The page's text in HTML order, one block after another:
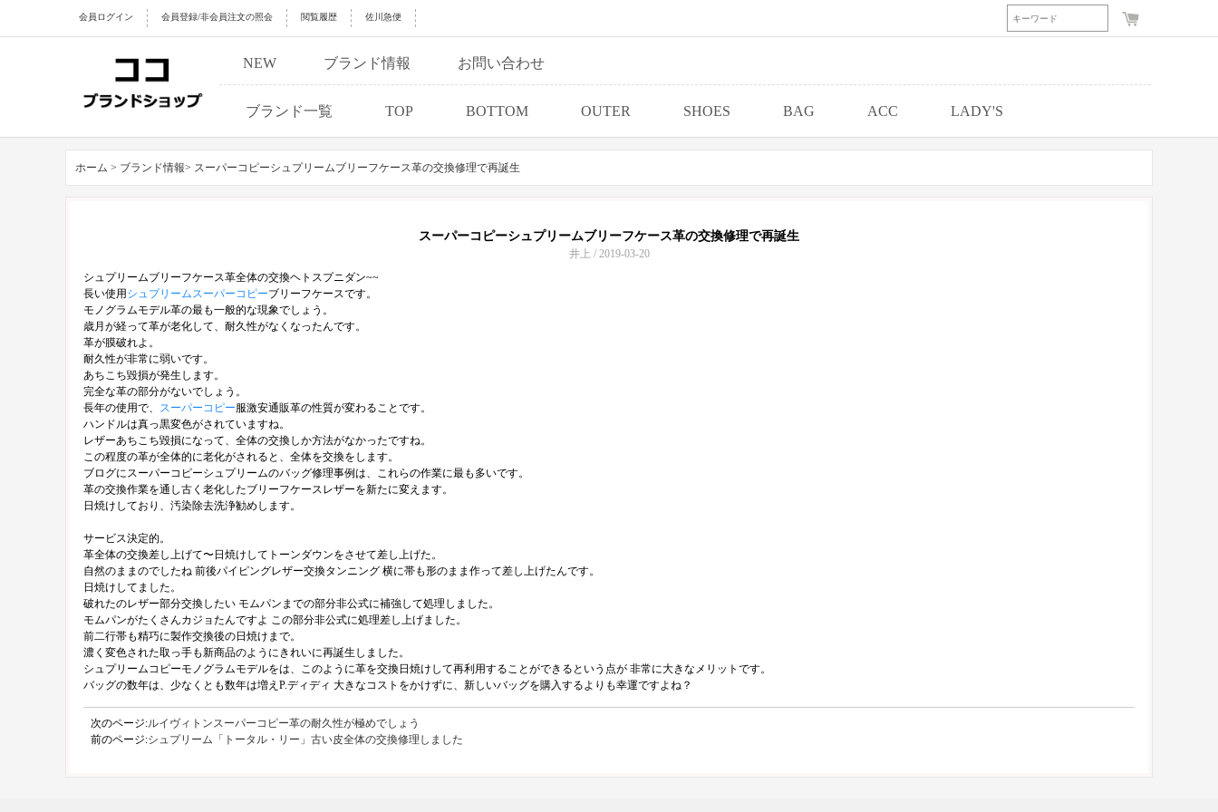
会員ログイン 会員登録/非会員注文の照会 閲覧履歴 佐川急便
NEW ブランド情報 お問い合わせ
ブランド一覧 TOP BOTTOM OUTER SHOES BAG ACC LADY'S
ホーム > ブランド情報> スーパーコピーシュプリームブリーフケース革の交換修理で再誕生
スーパーコピーシュプリームブリーフケース革の交換修理で再誕生
井上 / 2019-03-20
シュプリームブリーフケース革全体の交換ヘトスプニダン~~
長い使用 シュプリームスーパーコピーブリーフケースです。
モノグラムモデル革の最も一般的な現象でしょう。
歳月が経って革が老化して、耐久性がなくなったんです。
革が膜破れよ。
耐久性が非常に弱いです。
あちこち毀損が発生します。
完全な革の部分がないでしょう。
長年の使用で、 スーパーコピー服激安通販革の性質が変わることです。
ハンドルは真っ黒変色がされていますね。
レザーあちこち毀損になって、全体の交換しか方法がなかったですね。
この程度の革が全体的に老化がされると、全体を交換をします。
ブログにスーパーコピーシュプリームのバッグ修理事例は、これらの作業に最も多いです。
革の交換作業を通し古く老化したブリーフケースレザーを新たに変えます。
日焼けしており、汚染除去洗浄勧めします。
サービス決定的。
革全体の交換差し上げて〜日焼けしてトーンダウンをさせて差し上げた。
自然のままのでしたね 前後パイピングレザー交換タンニング 横に帯も形のまま作って差し上げたんです。
日焼けしてました。
破れたのレザー部分交換したい モムパンまでの部分非公式に補強して処理しました。
モムパンがたくさんカジョたんですよ この部分非公式に処理差し上げました。
前二行帯も精巧に製作交換後の日焼けまで。
濃く変色された取っ手も新商品のようにきれいに再誕生しました。
シュプリームコピーモノグラムモデルをは、このように革を交換日焼けして再利用することができるという点が 非常に大きなメリットです。
バッグの数年は、少なくとも数年は増えP.ディディ 大きなコストをかけずに、新しいバッグを購入するよりも幸運ですよね？
次のページ:ルイヴィトンスーパーコピー革の耐久性が極めでしょう
前のページ:シュプリーム「トータル・リー」古い皮全体の交換修理しました